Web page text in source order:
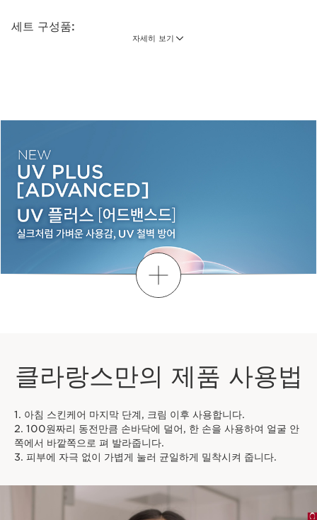
자세히 보기
세트 구성품:
UV 플러스 어드밴스드 로지글로우 10ml
재고 없음
1 item
무료
하이드레이팅 젠틀 포밍 클렌저 30ml
알프스의 허브가 전하는 플랜트 파워, 젠틀 포밍 클
렌저 (중·건성용)
더보기
클라랑스만의 제품 사용법
1. 아침 스킨케어 마지막 단계, 크림 이후 사용합니다.
2. 100원짜리 동전만큼 손바닥에 덜어, 한 손을 사용하여 얼굴 안
쪽에서 바깥쪽으로 펴 발라줍니다.
3. 피부에 자극 없이 가볍게 눌러 균일하게 밀착시켜 줍니다.